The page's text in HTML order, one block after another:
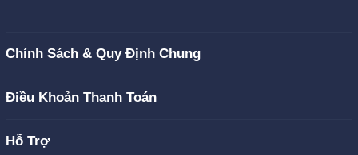
Chính Sách & Quy Định Chung
Điều Khoản Thanh Toán
Hỗ Trợ